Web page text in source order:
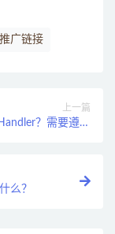
推广链接
上一篇
？需要遵循
么？